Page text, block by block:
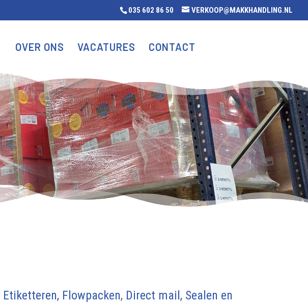
035 602 86 50 VERKOOP@MAKKHANDLING.NL
OVER ONS VACATURES CONTACT
Etiketteren, Flowpacken, Direct mail, Sealen en